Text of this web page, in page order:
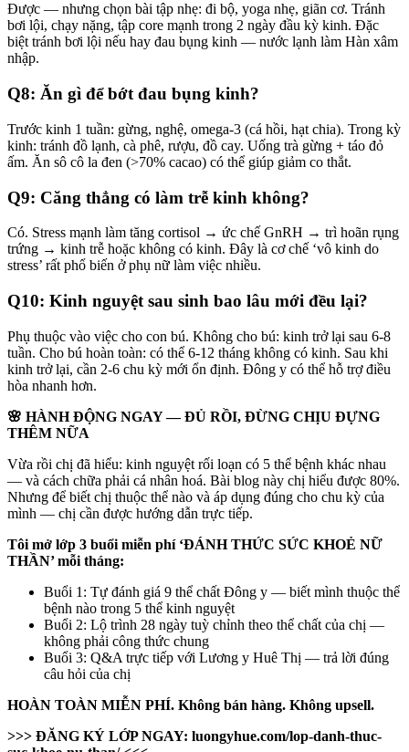
Được — nhưng chọn bài tập nhẹ: đi bộ, yoga nhẹ, giãn cơ. Tránh
bơi lội, chạy nặng, tập core mạnh trong 2 ngày đầu kỳ kinh. Đặc
biệt tránh bơi lội nếu hay đau bụng kinh — nước lạnh làm Hàn xâm
nhập.
Q8: Ăn gì để bớt đau bụng kinh?
Trước kinh 1 tuần: gừng, nghệ, omega-3 (cá hồi, hạt chia). Trong kỳ
kinh: tránh đồ lạnh, cà phê, rượu, đồ cay. Uống trà gừng + táo đỏ
ấm. Ăn sô cô la đen (>70% cacao) có thể giúp giảm co thắt.
Q9: Căng thẳng có làm trễ kinh không?
Có. Stress mạnh làm tăng cortisol → ức chế GnRH → trì hoãn rụng
trứng → kinh trễ hoặc không có kinh. Đây là cơ chế ‘vô kinh do
stress’ rất phổ biến ở phụ nữ làm việc nhiều.
Q10: Kinh nguyệt sau sinh bao lâu mới đều lại?
Phụ thuộc vào việc cho con bú. Không cho bú: kinh trở lại sau 6-8
tuần. Cho bú hoàn toàn: có thể 6-12 tháng không có kinh. Sau khi
kinh trở lại, cần 2-6 chu kỳ mới ổn định. Đông y có thể hỗ trợ điều
hòa nhanh hơn.
🌸 HÀNH ĐỘNG NGAY — ĐỦ RỒI, ĐỪNG CHỊU ĐỰNG
THÊM NỮA
Vừa rồi chị đã hiểu: kinh nguyệt rối loạn có 5 thể bệnh khác nhau
— và cách chữa phải cá nhân hoá. Bài blog này chị hiểu được 80%.
Nhưng để biết chị thuộc thể nào và áp dụng đúng cho chu kỳ của
mình — chị cần được hướng dẫn trực tiếp.
Tôi mở lớp 3 buổi miễn phí ‘ĐÁNH THỨC SỨC KHOẺ NỮ
THẦN’ mỗi tháng:
Buổi 1: Tự đánh giá 9 thể chất Đông y — biết mình thuộc thể
bệnh nào trong 5 thể kinh nguyệt
Buổi 2: Lộ trình 28 ngày tuỳ chỉnh theo thể chất của chị —
không phải công thức chung
Buổi 3: Q&A trực tiếp với Lương y Huê Thị — trả lời đúng
câu hỏi của chị
HOÀN TOÀN MIỄN PHÍ. Không bán hàng. Không upsell.
>>> ĐĂNG KÝ LỚP NGAY: luongyhue.com/lop-danh-thuc-